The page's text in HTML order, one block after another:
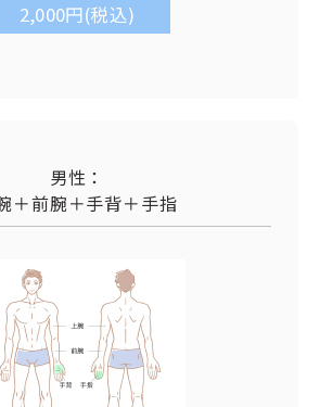
2,000円(税込)
男性：
＋前腕＋手背＋手指